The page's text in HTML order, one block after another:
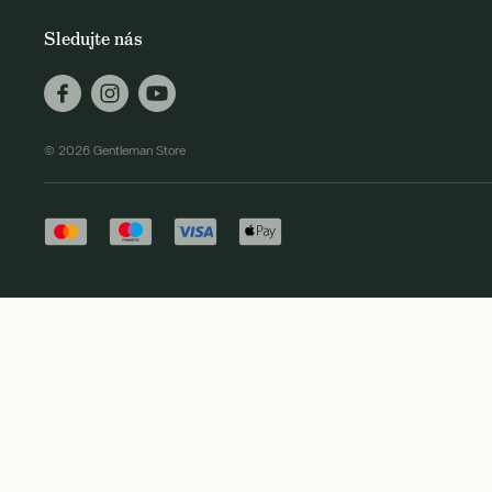
Sledujte nás
© 2026 Gentleman Store